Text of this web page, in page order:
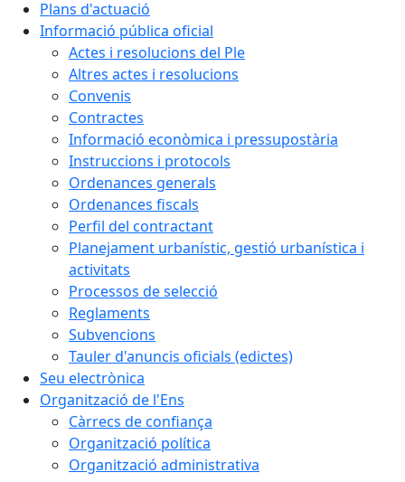
Plans d'actuació
Informació pública oficial
Actes i resolucions del Ple
Altres actes i resolucions
Convenis
Contractes
Informació econòmica i pressupostària
Instruccions i protocols
Ordenances generals
Ordenances fiscals
Perfil del contractant
Planejament urbanístic, gestió urbanística i
activitats
Processos de selecció
Reglaments
Subvencions
Tauler d'anuncis oficials (edictes)
Seu electrònica
Organització de l'Ens
Càrrecs de confiança
Organització política
Organització administrativa